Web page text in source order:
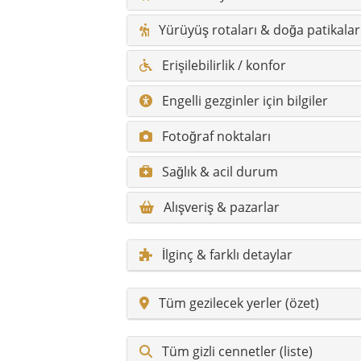
İlginç & farklı detaylar
Tüm gezilecek yerler (özet)
Tüm gizli cennetler (liste)
Araç hakkında sık sorulan sorular
Başlıca yerleşim yerleri (kısa
Köyler & mahalleler (kısa
Araç hakkında kısa bilgiler
Bölge:Karadeniz – iç kesim